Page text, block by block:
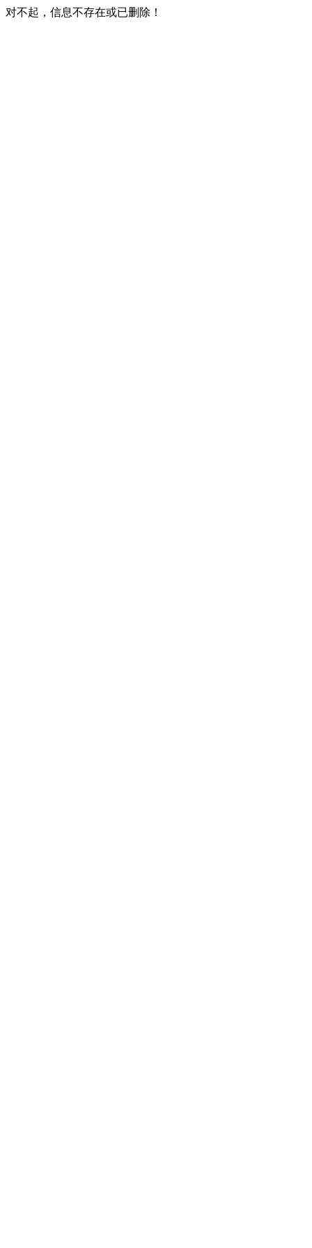
对不起，信息不存在或已删除！